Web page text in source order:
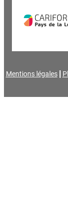
Mentions légales